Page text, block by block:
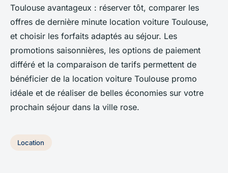
Toulouse avantageux : réserver tôt, comparer les
offres de dernière minute location voiture Toulouse,
et choisir les forfaits adaptés au séjour. Les
promotions saisonnières, les options de paiement
différé et la comparaison de tarifs permettent de
bénéficier de la location voiture Toulouse promo
idéale et de réaliser de belles économies sur votre
prochain séjour dans la ville rose.
Location